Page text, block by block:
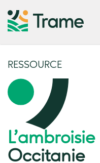
RESSOURCE
L’ambroisie
Occitanie